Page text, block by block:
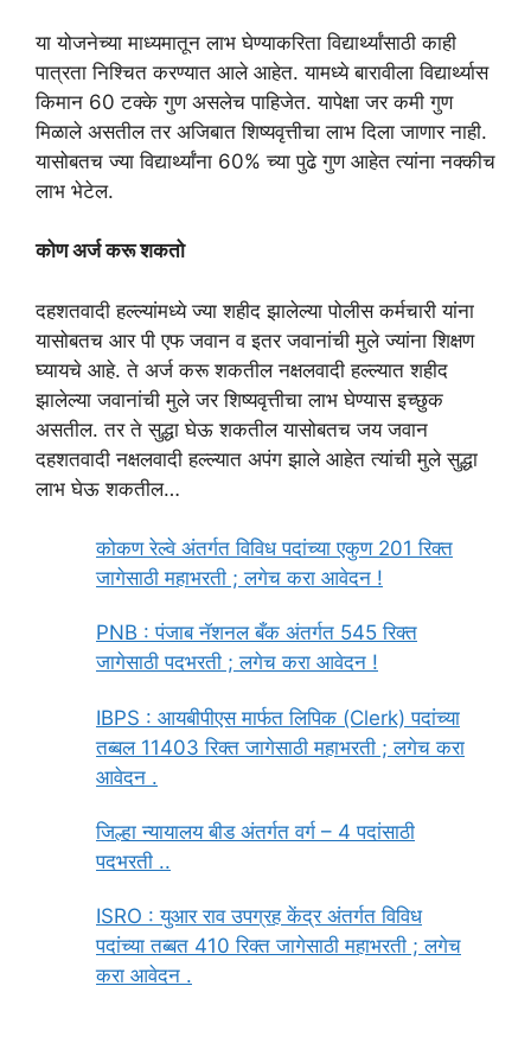
या योजनेच्या माध्यमातून लाभ घेण्याकरिता विद्यार्थ्यांसाठी काही
पात्रता निश्चित करण्यात आले आहेत. यामध्ये बारावीला विद्यार्थ्यास
किमान 60 टक्के गुण असलेच पाहिजेत. यापेक्षा जर कमी गुण
मिळाले असतील तर अजिबात शिष्यवृत्तीचा लाभ दिला जाणार नाही.
यासोबतच ज्या विद्यार्थ्यांना 60% च्या पुढे गुण आहेत त्यांना नक्कीच
लाभ भेटेल.
कोण अर्ज करू शकतो
दहशतवादी हल्ल्यांमध्ये ज्या शहीद झालेल्या पोलीस कर्मचारी यांना
यासोबतच आर पी एफ जवान व इतर जवानांची मुले ज्यांना शिक्षण
घ्यायचे आहे. ते अर्ज करू शकतील नक्षलवादी हल्ल्यात शहीद
झालेल्या जवानांची मुले जर शिष्यवृत्तीचा लाभ घेण्यास इच्छुक
असतील. तर ते सुद्धा घेऊ शकतील यासोबतच जय जवान
दहशतवादी नक्षलवादी हल्ल्यात अपंग झाले आहेत त्यांची मुले सुद्धा
लाभ घेऊ शकतील…
कोकण रेल्वे अंतर्गत विविध पदांच्या एकुण 201 रिक्त
जागेसाठी महाभरती ; लगेच करा आवेदन !
PNB : पंजाब नॅशनल बँक अंतर्गत 545 रिक्त
जागेसाठी पदभरती ; लगेच करा आवेदन !
IBPS : आयबीपीएस मार्फत लिपिक (Clerk) पदांच्या
तब्बल 11403 रिक्त जागेसाठी महाभरती ; लगेच करा
आवेदन .
जिल्हा न्यायालय बीड अंतर्गत वर्ग – 4 पदांसाठी
पदभरती ..
ISRO : युआर राव उपग्रह केंद्र अंतर्गत विविध
पदांच्या तब्बत 410 रिक्त जागेसाठी महाभरती ; लगेच
करा आवेदन .